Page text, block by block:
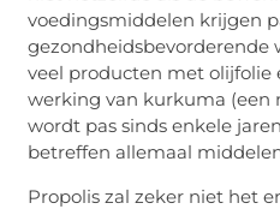
voedingsmiddelen krijgen
gezondheidsbevorderende
veel producten met olijfolie
werking van kurkuma (een
wordt pas sinds enkele
betreffen allemaal
Propolis zal zeker niet het